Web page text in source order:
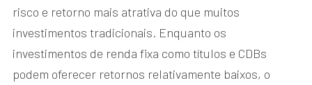
risco e retorno mais atrativa do que muitos
investimentos tradicionais. Enquanto os
investimentos de renda fixa como títulos e CDBs
podem oferecer retornos relativamente baixos, o